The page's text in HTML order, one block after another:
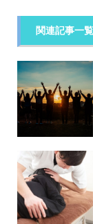
関連記事一覧